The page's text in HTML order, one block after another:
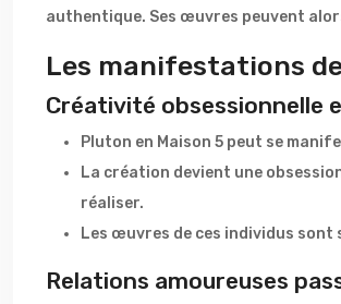
authentique. Ses œuvres peuvent
Les manifestations
Créativité obsessionnelle
Pluton en Maison 5 peut se
La création devient une
réaliser.
Les œuvres de ces individus
Relations amoureuses